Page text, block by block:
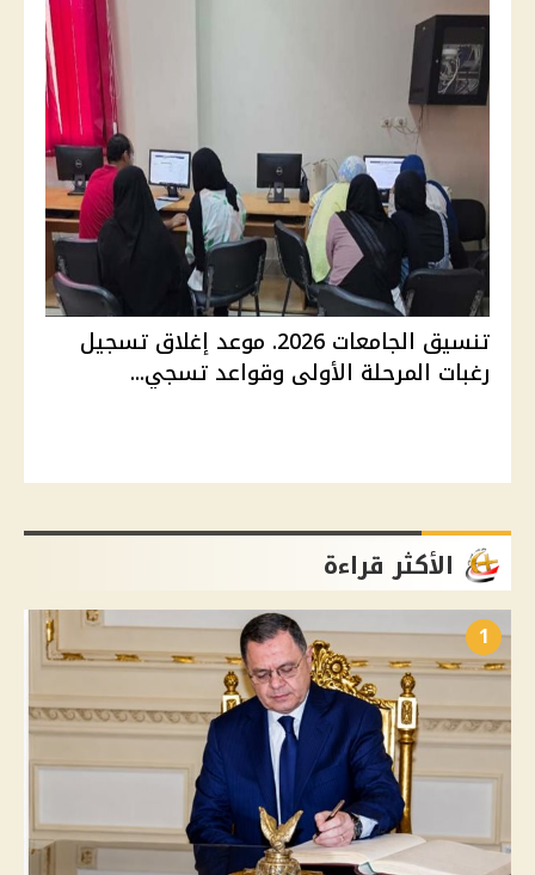
تنسيق الجامعات 2026. موعد إغلاق تسجيل
رغبات المرحلة الأولى وقواعد تسجي...
الأكثر قراءة
1